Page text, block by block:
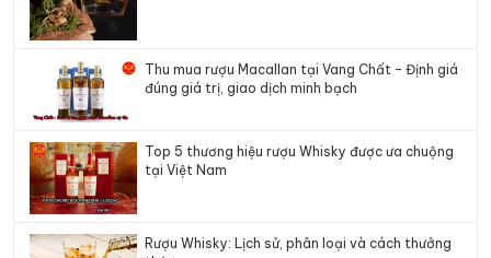
Thu mua rượu Macallan tại Vang Chất – Định giá
đúng giá trị, giao dịch minh bạch
Top 5 thương hiệu rượu Whisky được ưa chuộng
tại Việt Nam
Rượu Whisky: Lịch sử, phân loại và cách thưởng